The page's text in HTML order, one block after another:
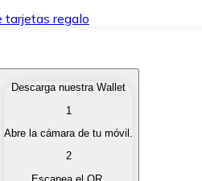
tarjetas regalo
con diferentes métodos
de forma rápida y
Descarga nuestra Wallet
1
Abre la cámara de tu móvil.
2